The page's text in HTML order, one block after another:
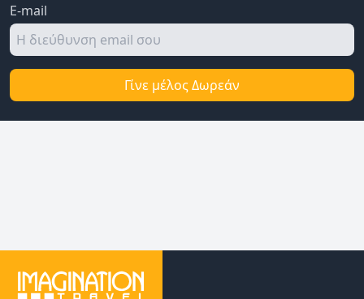
E-mail
Γίνε μέλος Δωρεάν